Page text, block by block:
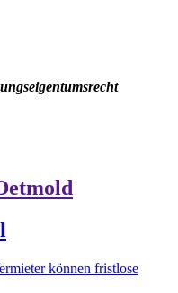
können fristlose